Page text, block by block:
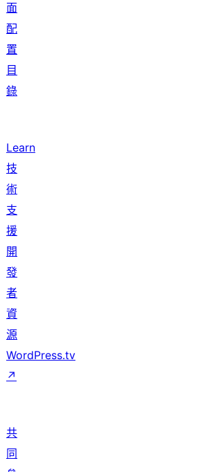
面
配
置
目
錄
Learn
技
術
支
援
開
發
者
資
源
WordPress.tv
↗
共
同